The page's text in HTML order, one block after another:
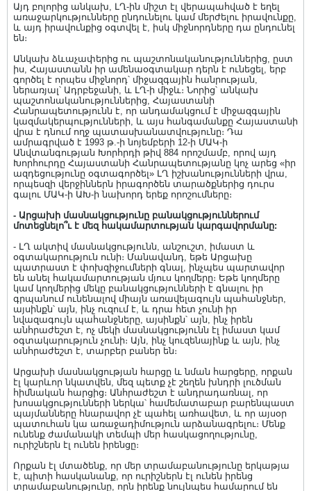
Այդ բոլորից անկախ, ԼՂ-ին միշտ էլ վերապահված է եղել
առաջարկությունները ընդունելու կամ մերժելու իրավունքը,
և այդ իրավունքից օգտվել է, իսկ միջնորդները դա ընդունել
են։
Անկախ ձևաչափերից ու պաշտոնականություններից, ըստ
իս, Հայաստանն իր ամենաօգտակար դերն է ունեցել, երբ
գործել է որպես միջնորդ՝ միջազգային հանրության,
ներառյալ՝ Ադրբեջանի, և ԼՂ-ի միջև։ Նորից՝ անկախ
պաշտոնականություններից, Հայաստանի
Հանրապետությունն է, որ անդամակցում է միջազգային
կազմակերպությունների, և այս հանգամանքը Հայաստանի
վրա է դնում ողջ պատասխանատվությունը։ Դա
ամրագրված է 1993 թ.-ի նոյեմբերի 12-ի ՄԱԿ-ի
Անվտանգության Խորհրդի թիվ 884 որոշմամբ, որով այդ
Խորհուրդը Հայաստանի Հանրապետությանը կոչ արեց «իր
ազդեցությունը օգտագործել» ԼՂ իշխանությունների վրա,
որպեսզի վերջիններն իրագործեն տարածքներից դուրս
գալու ՄԱԿ-ի ԱԽ-ի նախորդ երեք որոշումները։
- Արցախի մասնակցությունը բանակցություններում
մոտեցնելո՞ւ է մեզ հակամարտության կարգավորմանը:
- ԼՂ ակտիվ մասնակցությունն, անշուշտ, իմաստ և
օգտակարություն ունի։ Մանավանդ, եթե Արցախը
պատրաստ է փոխզիջումների գնալ, ինչպես պարտավոր
են անել հակամարտության մյուս կողմերը։ Եթե կողմերը
կամ կողմերից մեկը բանակցությունների է գնալու իր
գրպանում ունենալով միայն առավելագույն պահանջներ,
այսինքն՝ այն, ինչ ուզում է, և դրա հետ չունի իր
նվազագույն պահանջները, այսինքն՝ այն, ինչ իրեն
անհրաժեշտ է, ոչ մեկի մասնակցությունն էլ իմաստ կամ
օգտակարություն չունի։ Այն, ինչ կուզենայինք և այն, ինչ
անհրաժեշտ է, տարբեր բաներ են։
Արցախի մասնակցության հարցը և նման հարցերը, որքան
էլ կարևոր նկատվեն, մեզ պետք չէ շեղեն խնդրի լուծման
հիմնական հարցից։ Անհրաժեշտ է անդրադառնալ, որ
խոսակցությունների ներկա՝ համեմատաբար բարենպաստ
պայմանները հնարավոր չէ պահել առհավետ, և որ այսօր
պատուհան կա առաջադիմություն արձանագրելու։ Մենք
ունենք ժամանակի տեմպի մեր հասկացողությունը,
ուրիշներն էլ ունեն իրենցը։
Որքան էլ մտածենք, որ մեր տրամաբանությունը երկաթյա
է, պիտի հասկանանք, որ ուրիշներն էլ ունեն իրենց
տրամաբանությունը, որն իրենք նույնպես համարում են